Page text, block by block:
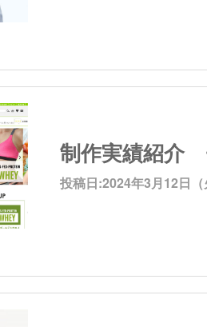
制作実績紹介
投稿日:2024年3月12日（